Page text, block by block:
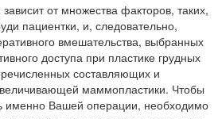
от множества факторов, таких,
пациентки, и, следовательно,
вмешательства, выбранных
доступа при пластике грудных
составляющих и
маммопластики. Чтобы
именно Вашей операции, необходимо